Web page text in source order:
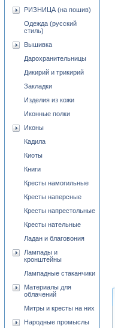
РИЗНИЦА (на пошив)
Одежда (русский
стиль)
Вышивка
Дарохранительницы
Дикирий и трикирий
Закладки
Изделия из кожи
Иконные полки
Иконы
Кадила
Киоты
Книги
Кресты намогильные
Кресты наперсные
Кресты напрестольные
Кресты нательные
Ладан и благовония
Лампады и
кронштейны
Лампадные стаканчики
Материалы для
облачений
Митры и кресты на них
Народные промыслы